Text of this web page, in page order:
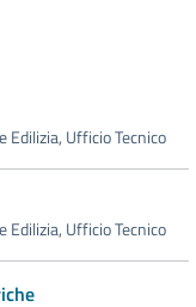
Ufficio Tecnico
Ufficio Tecnico